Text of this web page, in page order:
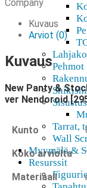
Pehmot
Tarrat,
Wall
Myymälä &
Resurssit
Garterbelt
New
ver
Nendoroid
[2952]
määrä
Company
Kuvaus
Arviot (0)
Kuvaus
New Panty &
ver Nendoroid
Kunto
Koko arviolta
Materiaali